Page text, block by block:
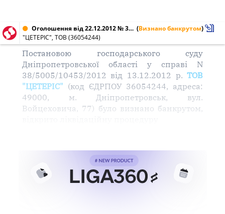
Оголошення від 22.12.2012 № 36054244 (Визнано банкрутом)
"ЦЕТЕРІС", ТОВ (36054244)
Постановою господарського суду
Дніпропетровської області у справі N
38/5005/10453/2012 від 13.12.2012 р.ТОВ
"ЦЕТЕРІС" (код ЄДРПОУ 36054244, адреса:
49000, м. Дніпропетровськ, вул.
Войцеховича, 77) було визнано банкрутом,